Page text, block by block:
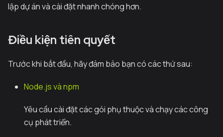
lập dự án và cài đặt nhanh chóng hơn.
Điều kiện tiên quyết
Trước khi bắt đầu, hãy đảm bảo bạn có các thứ sau:
Node.js và npm
Yêu cầu cài đặt các gói phụ thuộc và chạy các công
cụ phát triển.